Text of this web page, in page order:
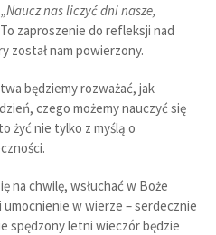
„Naucz nas liczyć dni nasze,
zaproszenie do refleksji nad
został nam powierzony.
będziemy rozważać, jak
czego możemy nauczyć się
żyć nie tylko z myślą o
na chwilę, wsłuchać w Boże
umocnienie w wierze – serdecznie
spędzony letni wieczór będzie